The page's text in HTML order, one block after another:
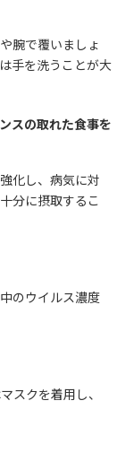
腕で覆いましょ
手を洗うことが大
スの取れた食事を
化し、病気に対
分に摂取するこ
のウイルス濃度
スクを着用し、